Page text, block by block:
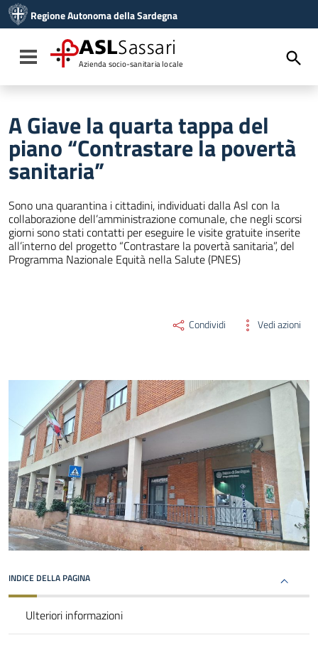
Vai al menu di navigazione
Vai al footer
Regione Autonoma della Sardegna
Toggle navigation
ASLSassari
Azienda socio-sanitaria locale
A Giave la quarta tappa del
piano “Contrastare la povertà
sanitaria”
Sono una quarantina i cittadini, individuati dalla Asl con la
collaborazione dell’amministrazione comunale, che negli scorsi
giorni sono stati contatti per eseguire le visite gratuite inserite
all’interno del progetto “Contrastare la povertà sanitaria”, del
Programma Nazionale Equità nella Salute (PNES)
Condividi Vedi azioni
INDICE DELLA PAGINA
Ulteriori informazioni